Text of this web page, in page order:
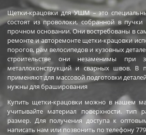
Щетки‐крацовки для УШМ – это
состоят из проволоки, собранной в
прочном основании. Они востребованы в
ремонте и авторемонте щетки-крацовки
порогов, рам велосипедов и кузовных
строительстве они незаменимы при
металлоконструкций и сварных швов. В
применяют для массовой подготовки
нужны для браширования
Купить щетки-крацовки можно в нашем
учитывайте материал поверхности. тип
размер. Для получения доступа к
написать нам или позвонить по телефону